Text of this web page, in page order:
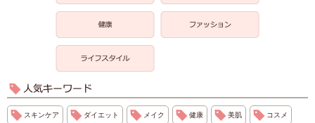
スキンケア ダイエット メイク 健康 美肌 コスメ